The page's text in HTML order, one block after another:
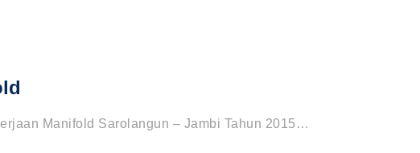
Manifold Sarolangun – Jambi Tahun 2015…